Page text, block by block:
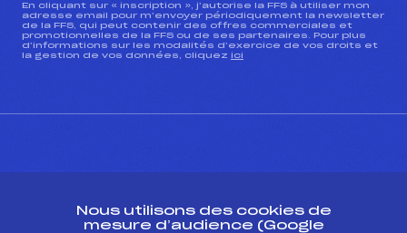
En cliquant sur « inscription », j’autorise la FFS à utiliser mon
adresse email pour m’envoyer périodiquement la newsletter
de la FFS, qui peut contenir des offres commerciales et
promotionnelles de la FFS ou de ses partenaires. Pour plus
d’informations sur les modalités d’exercice de vos droits et
la gestion de vos données, cliquez ici
Nous utilisons des cookies de
mesure d’audience (Google